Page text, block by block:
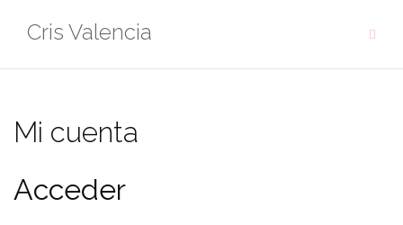
Cris Valencia
Mi cuenta
Acceder